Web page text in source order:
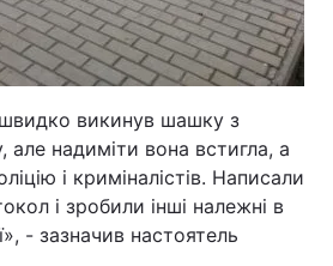
викинув шашку з
надиміти вона встигла, а
і криміналістів. Написали
і зробили інші належні в
- зазначив настоятель